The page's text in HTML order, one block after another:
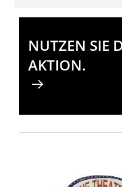
NUTZEN SIE
AKTION.